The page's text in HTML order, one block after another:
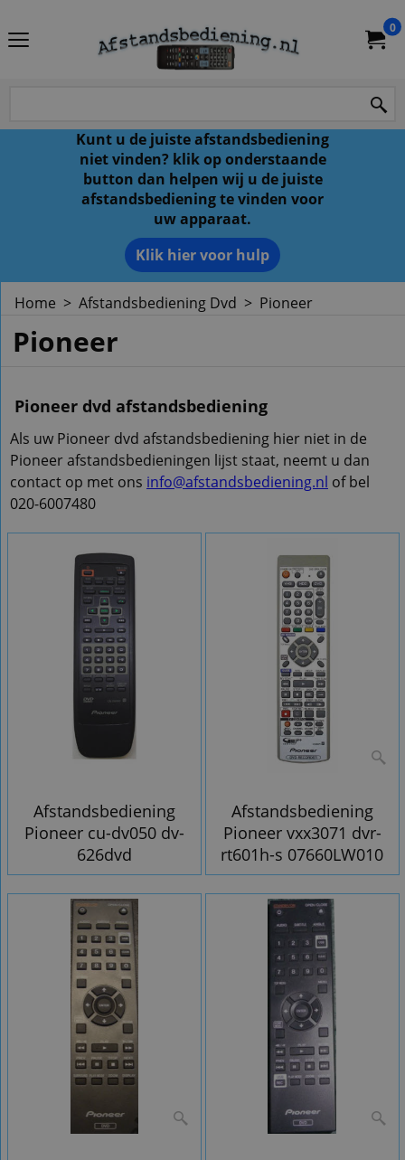
0
Kunt u de juiste afstandsbediening
niet vinden? klik op onderstaande
button dan helpen wij u de juiste
afstandsbediening te vinden voor
uw apparaat.
Klik hier voor hulp
Home > Afstandsbediening Dvd > Pioneer
Pioneer
Pioneer dvd afstandsbediening
Als uw Pioneer dvd afstandsbediening hier niet in de
Pioneer afstandsbedieningen lijst staat, neemt u dan
contact op met ons info@afstandsbediening.nl of bel
020-6007480
Afstandsbediening
Pioneer cu-dv050 dv-
626dvd
Afstandsbediening
Pioneer vxx3071 dvr-
rt601h-s 07660LW010